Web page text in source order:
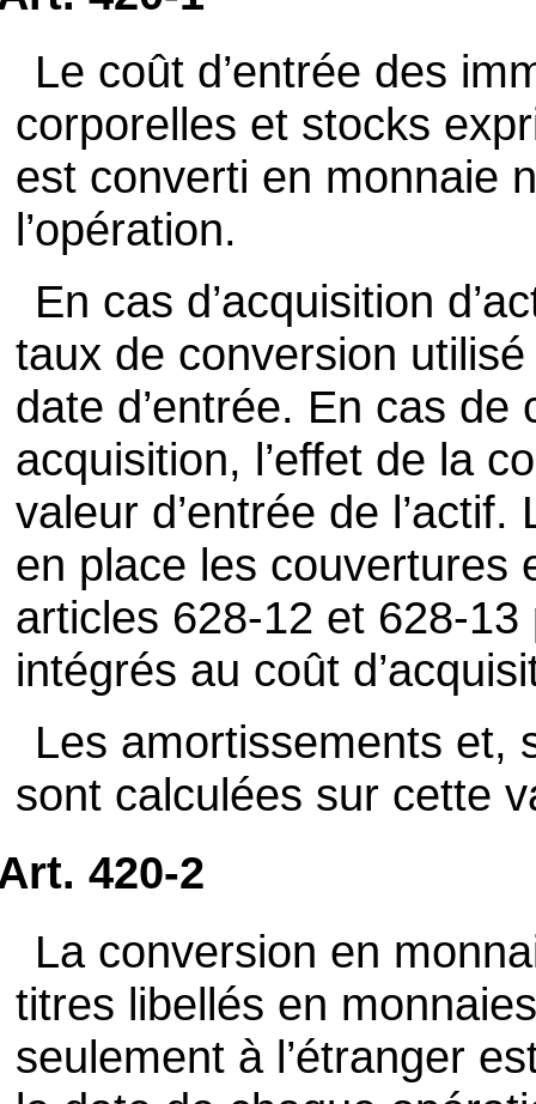
Le coût d’entrée des
corporelles et stocks
est converti en monnaie
l’opération.
En cas d’acquisition
taux de conversion
date d’entrée. En cas
acquisition, l’effet de la
valeur d’entrée de
en place les couvertures
articles 628-12 et 628-
intégrés au coût
Les amortissements et,
sont calculées sur cette
420-2
La conversion en
titres libellés en
seulement à l’étranger